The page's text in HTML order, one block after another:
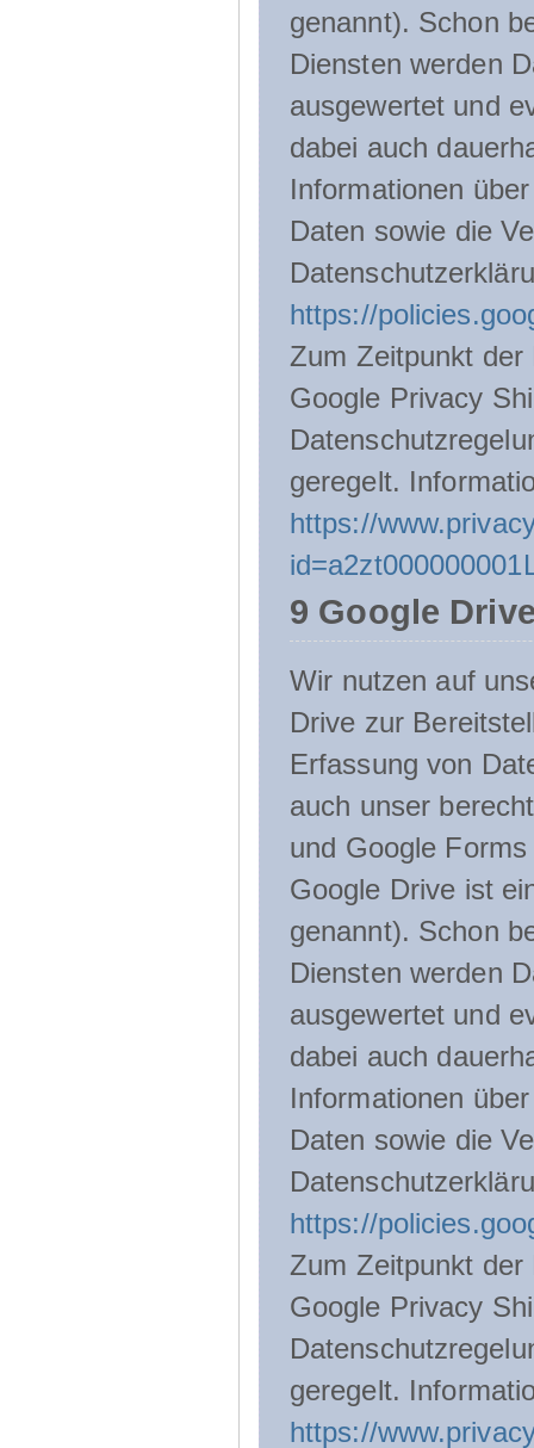
genannt). Schon
Diensten werden
ausgewertet und
dabei auch
Informationen
Daten sowie die
https://
Zum Zeitpunkt der
Google Privacy
geregelt.
https://
9 Google
Wir nutzen auf
Drive zur
Erfassung von
auch unser
und Google
Google Drive ist
genannt). Schon
Diensten werden
ausgewertet und
dabei auch
Informationen
Daten sowie die
https://
Zum Zeitpunkt der
Google Privacy
geregelt.
https://